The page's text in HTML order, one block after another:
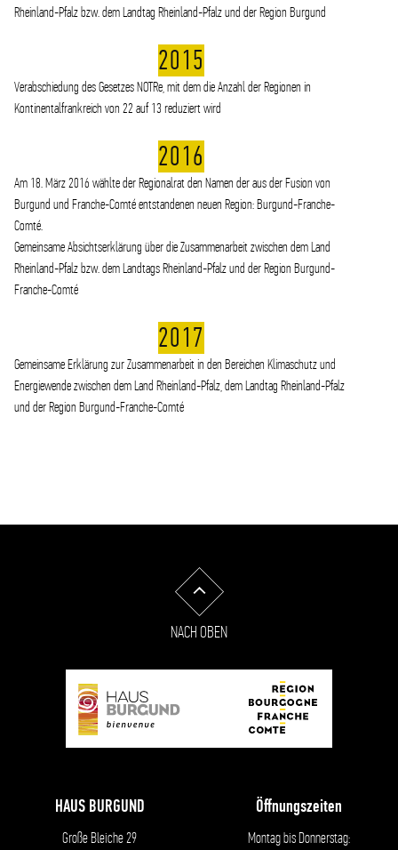
Rheinland-Pfalz bzw. dem Landtag Rheinland-Pfalz und der Region Burgund
2015
Verabschiedung des Gesetzes NOTRe, mit dem die Anzahl der Regionen in
Kontinentalfrankreich von 22 auf 13 reduziert wird
2016
Am 18. März 2016 wählte der Regionalrat den Namen der aus der Fusion von
Burgund und Franche-Comté entstandenen neuen Region: Burgund-Franche-
Comté.
Gemeinsame Absichtserklärung über die Zusammenarbeit zwischen dem Land
Rheinland-Pfalz bzw. dem Landtags Rheinland-Pfalz und der Region Burgund-
Franche-Comté
2017
Gemeinsame Erklärung zur Zusammenarbeit in den Bereichen Klimaschutz und
Energiewende zwischen dem Land Rheinland-Pfalz, dem Landtag Rheinland-Pfalz
und der Region Burgund-Franche-Comté
NACH OBEN
HAUS BURGUND
Große Bleiche 29
Öffnungszeiten
Montag bis Donnerstag: